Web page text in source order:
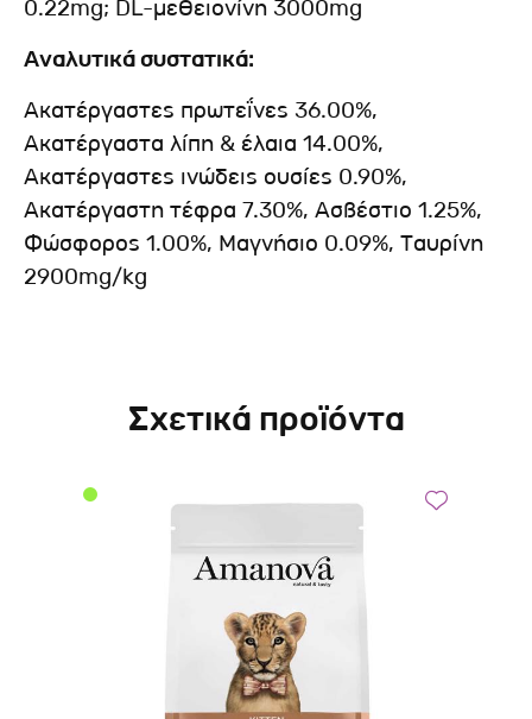
0.22mg; DL-μεθειονίνη 3000mg
Αναλυτικά συστατικά:
Ακατέργαστες πρωτεΐνες 36.00%,
Ακατέργαστα λίπη & έλαια 14.00%,
Ακατέργαστες ινώδεις ουσίες 0.90%,
Ακατέργαστη τέφρα 7.30%, Ασβέστιο 1.25%,
Φώσφορος 1.00%, Μαγνήσιο 0.09%, Ταυρίνη
2900mg/kg
Σχετικά προϊόντα